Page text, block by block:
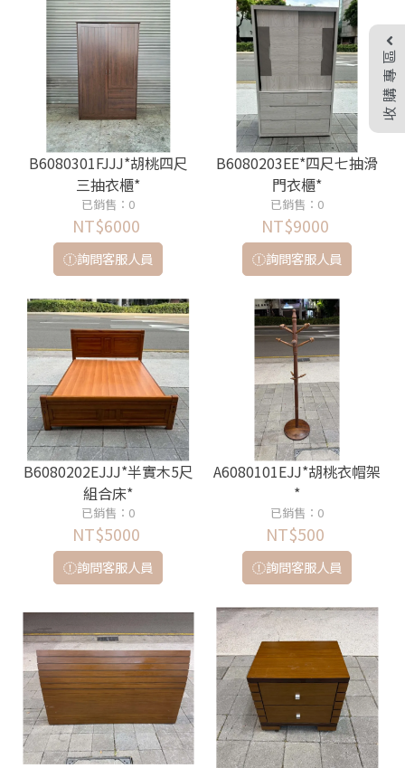
B6080301FJJJ*胡桃四尺
三抽衣櫃*
已銷售：0
NT$6000
詢問客服人員
B6080203EE*四尺七抽滑
門衣櫃*
已銷售：0
NT$9000
詢問客服人員
B6080202EJJJ*半實木5尺
組合床*
已銷售：0
NT$5000
詢問客服人員
A6080101EJJ*胡桃衣帽架
*
已銷售：0
NT$500
詢問客服人員
收購專區